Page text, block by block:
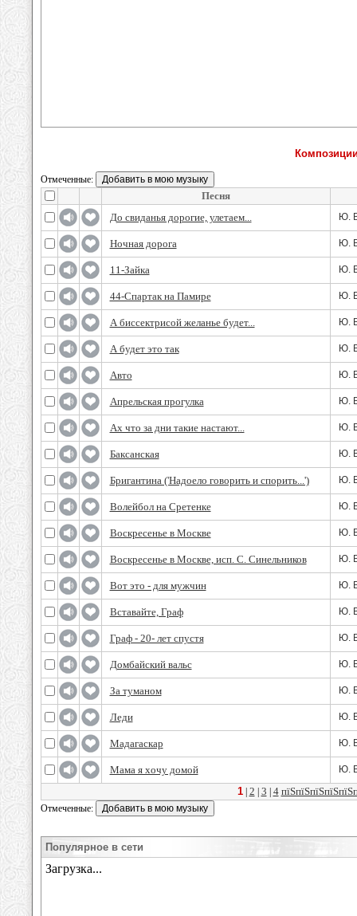
Отмеченные:
Песня
До свиданья дорогие, улетаем...
Ю.
Ночная дорога Ю.
11-Зайка Ю.
44-Спартак на Памире Ю.
А биссектрисой желанье будет... Ю.
А будет это так Ю.
Авто Ю.
Апрельская прогулка Ю.
Ах что за дни такие настают... Ю.
Баксанская Ю.
Бригантина ('Надоело говорить и спорить...') Ю.
Волейбол на Сретенке Ю.
Воскресенье в Москве Ю.
Воскресенье в Москве, исп. С. Синельников Ю.
Вот это - для мужчин Ю.
Вставайте, Граф Ю.
Граф - 20- лет спустя Ю.
Домбайский вальс Ю.
За туманом Ю.
Леди Ю.
Мадагаскар Ю.
Мама я хочу домой Ю.
1| 2 3 4
Отмеченные:
Популярное в сети